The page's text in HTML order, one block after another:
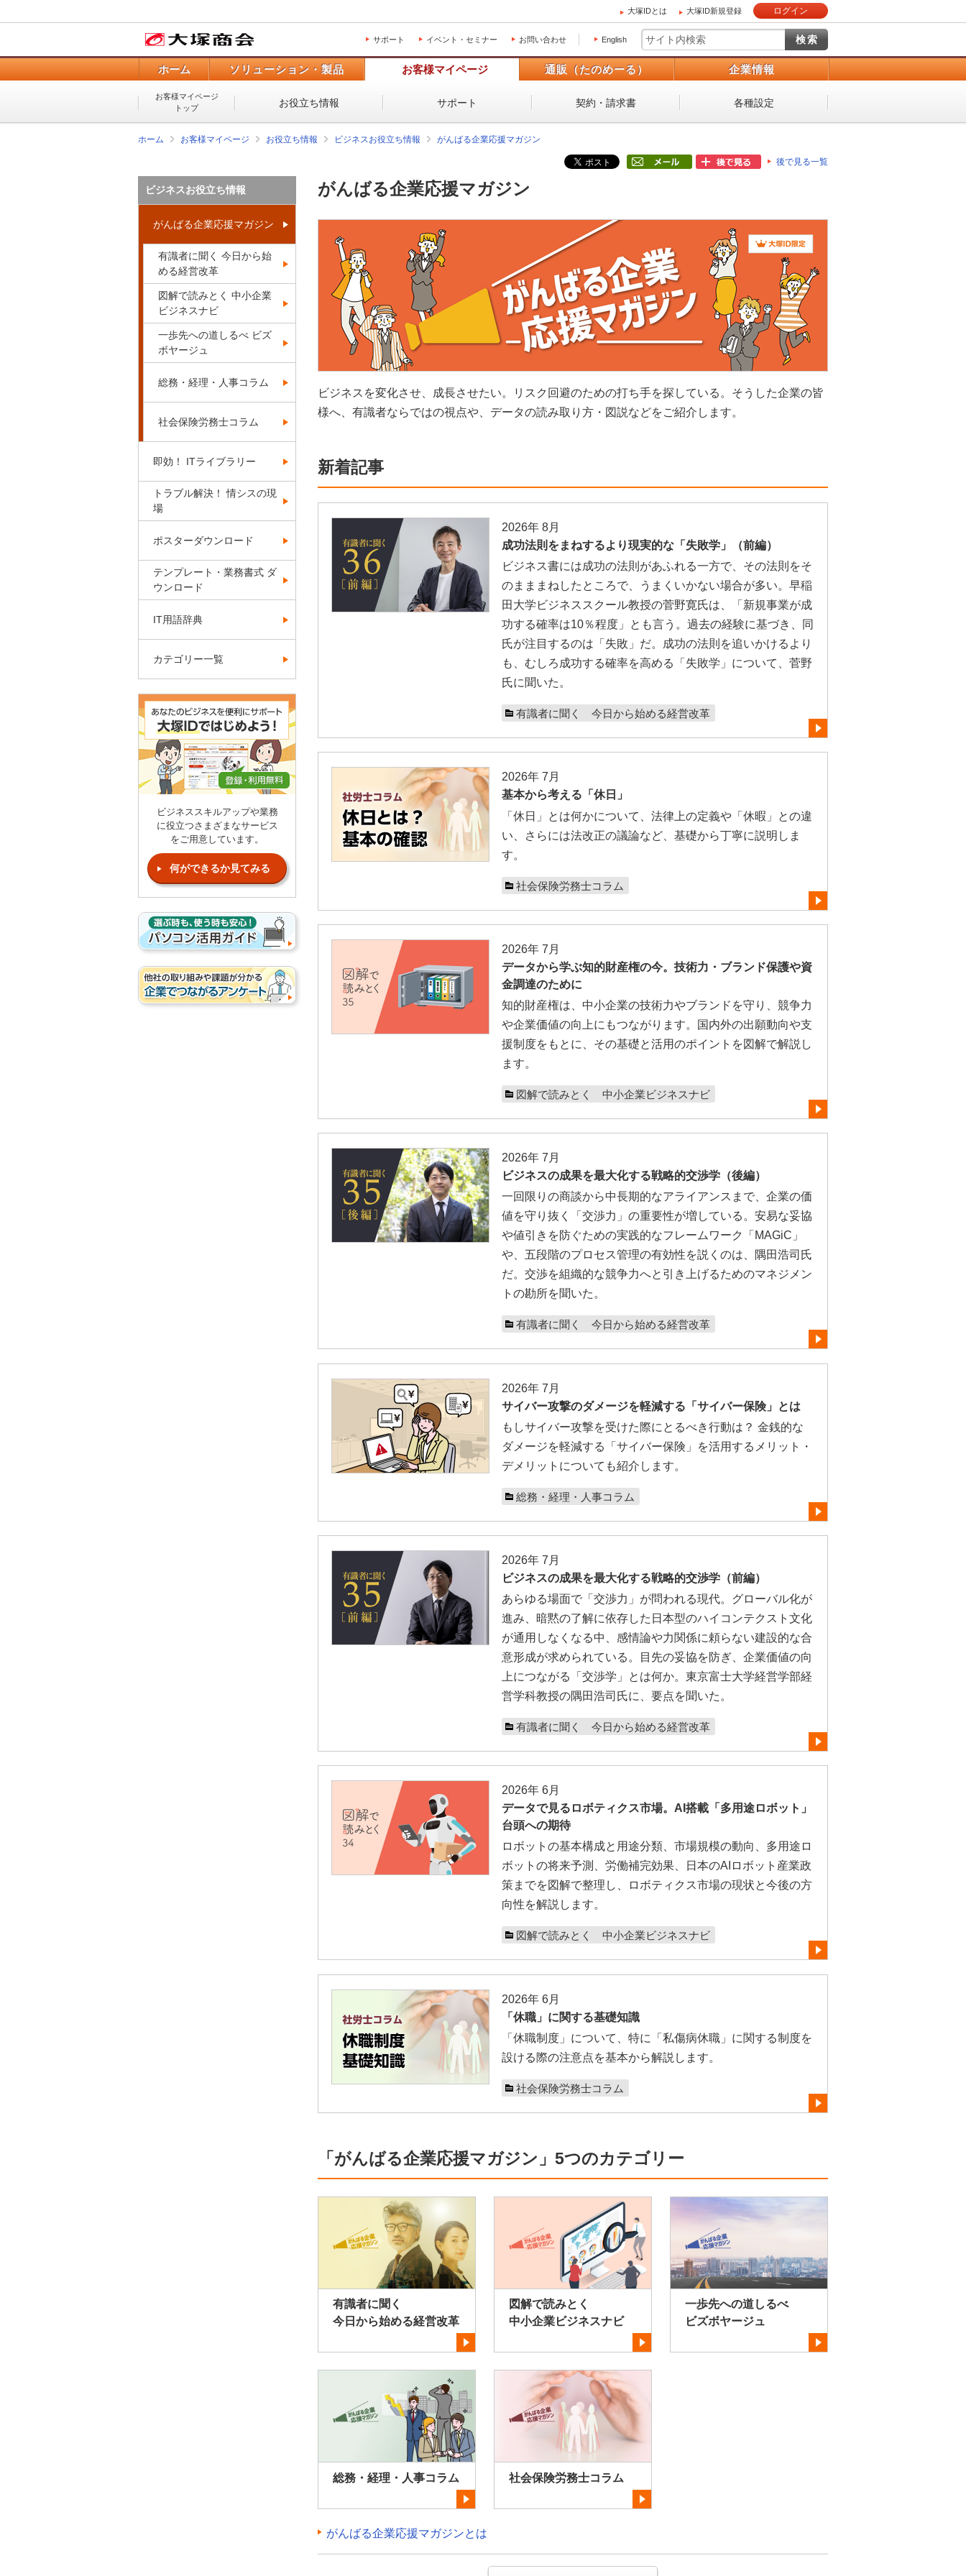
大塚IDとは 大塚ID新規登録 ログイン
サポート イベント・セミナー お問い合わせ English
ホーム ソリューション・製品 お客様マイページ 通販（たのめーる） 企業情報
お客様マイページ
トップ
お役立ち情報 サポート 契約・請求書 各種設定
ホーム お客様マイページ お役立ち情報 ビジネスお役立ち情報 がんばる企業応援マガジン
後で見る一覧
がんばる企業応援マガジン
ビジネスを変化させ、成長させたい。リスク回避のための打ち手を探している。そうした企業の皆
様へ、有識者ならではの視点や、データの読み取り方・図説などをご紹介します。
新着記事
2026年 8月
成功法則をまねするより現実的な「失敗学」（前編）
ビジネス書には成功の法則があふれる一方で、その法則をそ
のまままねしたところで、うまくいかない場合が多い。早稲
田大学ビジネススクール教授の菅野寛氏は、「新規事業が成
功する確率は10％程度」とも言う。過去の経験に基づき、同
氏が注目するのは「失敗」だ。成功の法則を追いかけるより
も、むしろ成功する確率を高める「失敗学」について、菅野
氏に聞いた。
有識者に聞く 今日から始める経営改革
2026年 7月
基本から考える「休日」
「休日」とは何かについて、法律上の定義や「休暇」との違
い、さらには法改正の議論など、基礎から丁寧に説明しま
す。
社会保険労務士コラム
2026年 7月
データから学ぶ知的財産権の今。技術力・ブランド保護や資
金調達のために
知的財産権は、中小企業の技術力やブランドを守り、競争力
や企業価値の向上にもつながります。国内外の出願動向や支
援制度をもとに、その基礎と活用のポイントを図解で解説し
ます。
図解で読みとく 中小企業ビジネスナビ
2026年 7月
ビジネスの成果を最大化する戦略的交渉学（後編）
一回限りの商談から中長期的なアライアンスまで、企業の価
値を守り抜く「交渉力」の重要性が増している。安易な妥協
や値引きを防ぐための実践的なフレームワーク「MAGiC」
や、五段階のプロセス管理の有効性を説くのは、隅田浩司氏
だ。交渉を組織的な競争力へと引き上げるためのマネジメン
トの勘所を聞いた。
有識者に聞く 今日から始める経営改革
2026年 7月
サイバー攻撃のダメージを軽減する「サイバー保険」とは
もしサイバー攻撃を受けた際にとるべき行動は？ 金銭的な
ダメージを軽減する「サイバー保険」を活用するメリット・
デメリットについても紹介します。
総務・経理・人事コラム
2026年 7月
ビジネスの成果を最大化する戦略的交渉学（前編）
あらゆる場面で「交渉力」が問われる現代。グローバル化が
進み、暗黙の了解に依存した日本型のハイコンテクスト文化
が通用しなくなる中、感情論や力関係に頼らない建設的な合
意形成が求められている。目先の妥協を防ぎ、企業価値の向
上につながる「交渉学」とは何か。東京富士大学経営学部経
営学科教授の隅田浩司氏に、要点を聞いた。
有識者に聞く 今日から始める経営改革
2026年 6月
データで見るロボティクス市場。AI搭載「多用途ロボット」
台頭への期待
ロボットの基本構成と用途分類、市場規模の動向、多用途ロ
ボットの将来予測、労働補完効果、日本のAIロボット産業政
策までを図解で整理し、ロボティクス市場の現状と今後の方
向性を解説します。
図解で読みとく 中小企業ビジネスナビ
2026年 6月
「休職」に関する基礎知識
「休職制度」について、特に「私傷病休職」に関する制度を
設ける際の注意点を基本から解説します。
社会保険労務士コラム
「がんばる企業応援マガジン」5つのカテゴリー
有識者に聞く
今日から始める経営改革
図解で読みとく
中小企業ビジネスナビ
一歩先への道しるべ
ビズボヤージュ
総務・経理・人事コラム 社会保険労務士コラム
がんばる企業応援マガジンとは
ビジネスお役立ち情報
がんばる企業応援マガジン
有識者に聞く 今日から始
める経営改革
図解で読みとく 中小企業
ビジネスナビ
一歩先への道しるべ ビズ
ボヤージュ
総務・経理・人事コラム
社会保険労務士コラム
即効！ ITライブラリー
トラブル解決！ 情シスの現
場
ポスターダウンロード
テンプレート・業務書式 ダ
ウンロード
IT用語辞典
カテゴリー一覧
ビジネススキルアップや業務
に役立つさまざまなサービス
をご用意しています。
何ができるか見てみる